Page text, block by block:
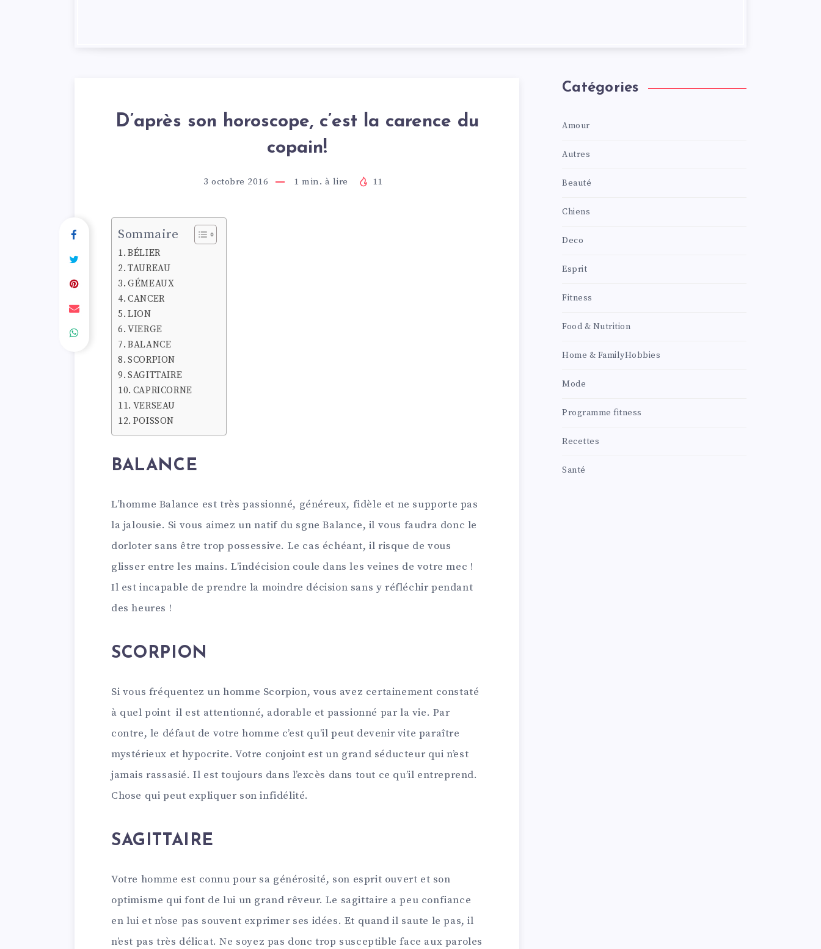
D’après son horoscope, c’est la carence du
copain!
3 octobre 2016 1 min. à lire 11
Sommaire
BÉLIER
TAUREAU
GÉMEAUX
CANCER
LION
VIERGE
BALANCE
SCORPION
SAGITTAIRE
CAPRICORNE
VERSEAU
POISSON
BALANCE
L’homme Balance est très passionné, généreux, fidèle et ne supporte pas
la jalousie. Si vous aimez un natif du sgne Balance, il vous faudra donc le
dorloter sans être trop possessive. Le cas échéant, il risque de vous
glisser entre les mains. L’indécision coule dans les veines de votre mec !
Il est incapable de prendre la moindre décision sans y réfléchir pendant
des heures !
SCORPION
Si vous fréquentez un homme Scorpion, vous avez certainement constaté
à quel point il est attentionné, adorable et passionné par la vie. Par
contre, le défaut de votre homme c’est qu’il peut devenir vite paraître
mystérieux et hypocrite. Votre conjoint est un grand séducteur qui n’est
jamais rassasié. Il est toujours dans l’excès dans tout ce qu’il entreprend.
Chose qui peut expliquer son infidélité.
SAGITTAIRE
Votre homme est connu pour sa générosité, son esprit ouvert et son
optimisme qui font de lui un grand rêveur. Le sagittaire a peu confiance
en lui et n’ose pas souvent exprimer ses idées. Et quand il saute le pas, il
n’est pas très délicat. Ne soyez pas donc trop susceptible face aux paroles
Catégories
Amour
Autres
Beauté
Chiens
Deco
Esprit
Fitness
Food & Nutrition
Home & FamilyHobbies
Mode
Programme fitness
Recettes
Santé